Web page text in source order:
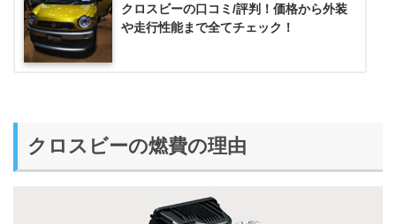
クロスビーの口コミ/評判！価格から外装
や走行性能まで全てチェック！
クロスビーの燃費の理由